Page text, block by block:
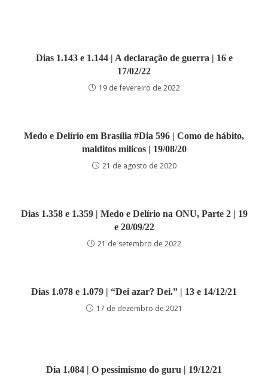
Dias 1.143 e 1.144 | A declaração de guerra | 16 e
17/02/22
19 de fevereiro de 2022
Medo e Delírio em Brasília #Dia 596 | Como de hábito,
malditos milicos | 19/08/20
21 de agosto de 2020
Dias 1.358 e 1.359 | Medo e Delírio na ONU, Parte 2 | 19
e 20/09/22
21 de setembro de 2022
Dias 1.078 e 1.079 | “Dei azar? Dei.” | 13 e 14/12/21
17 de dezembro de 2021
Dia 1.084 | O pessimismo do guru | 19/12/21